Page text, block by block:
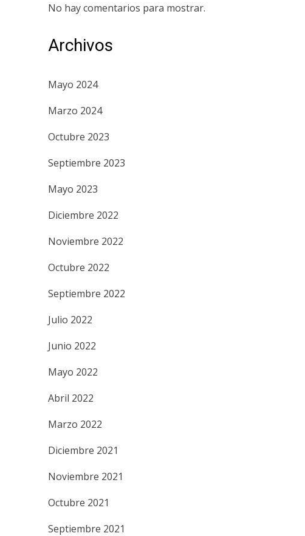
No hay comentarios para mostrar.
Archivos
Mayo 2024
Marzo 2024
Octubre 2023
Septiembre 2023
Mayo 2023
Diciembre 2022
Noviembre 2022
Octubre 2022
Septiembre 2022
Julio 2022
Junio 2022
Mayo 2022
Abril 2022
Marzo 2022
Diciembre 2021
Noviembre 2021
Octubre 2021
Septiembre 2021